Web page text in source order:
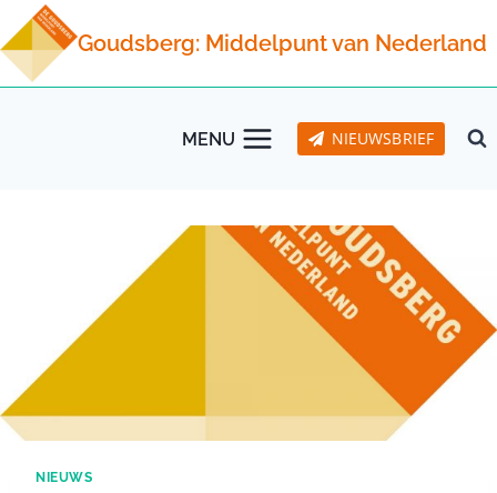
Doorgaan
naar
inhoud
Goudsberg: Middelpunt van Nederland
MENU NIEUWSBRIEF
NIEUWS